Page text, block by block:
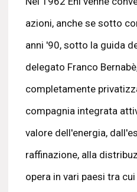
azioni, anche se sotto
anni '90, sotto la guida
delegato Franco
completamente
compagnia integrata
valore dell'energia,
raffinazione, alla
opera in vari paesi tra